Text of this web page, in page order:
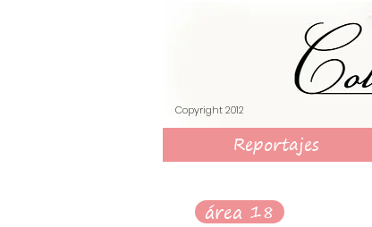
Reportajes
​Copyright 2012
área 18